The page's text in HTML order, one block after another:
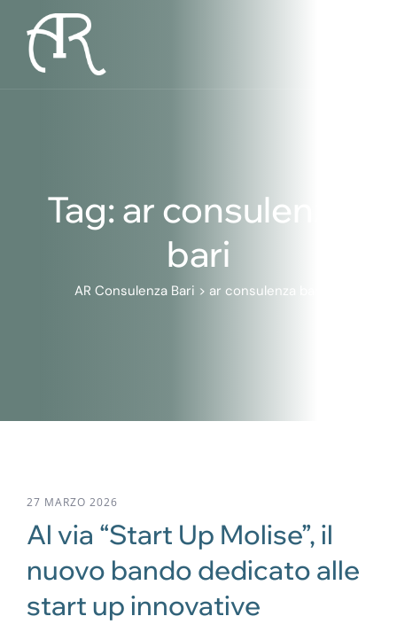
content
Tag: ar consulenza
bari
AR Consulenza Bari > ar consulenza bari
27 MARZO 2026
Al via “Start Up Molise”, il
nuovo bando dedicato alle
start up innovative